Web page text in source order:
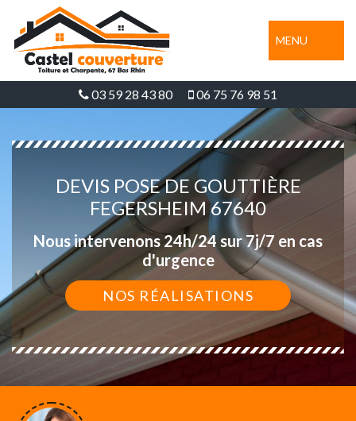
MENU
03 59 28 43 80 06 75 76 98 51
DEVIS POSE DE GOUTTIÈRE
FEGERSHEIM 67640
Nous intervenons 24h/24 sur 7j/7 en cas
d'urgence
NOS RÉALISATIONS